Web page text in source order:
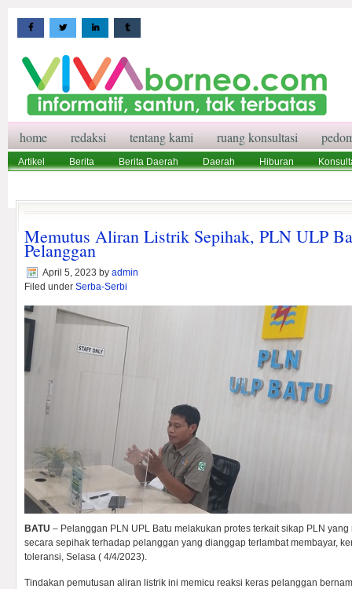
home redaksi tentang kami ruang konsultasi
Artikel Berita Berita Daerah Daerah Hiburan
Memutus Aliran Listrik Sepihak, PLN ULP
Pelanggan
April 5, 2023 by admin
Filed under Serba-Serbi
BATU – Pelanggan PLN UPL Batu melakukan protes terkait sikap PLN
secara sepihak terhadap pelanggan yang dianggap terlambat membayar,
toleransi, Selasa ( 4/4/2023).
Tindakan pemutusan aliran listrik ini memicu reaksi keras pelanggan